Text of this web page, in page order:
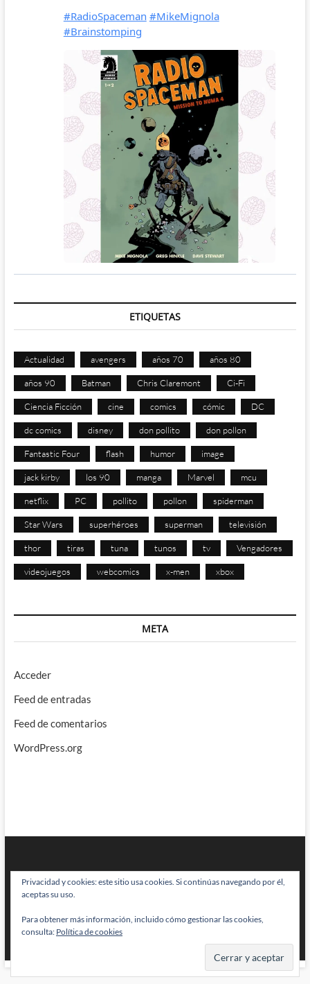
ETIQUETAS
Actualidad avengers años 70 años 80
años 90 Batman Chris Claremont Ci-Fi
Ciencia Ficción cine comics cómic DC
dc comics disney don pollito don pollon
Fantastic Four flash humor image
jack kirby los 90 manga Marvel mcu
netflix PC pollito pollon spiderman
Star Wars superhéroes superman televisión
thor tiras tuna tunos tv Vengadores
videojuegos webcomics x-men xbox
META
Acceder
Feed de entradas
Feed de comentarios
WordPress.org
BRAINSTOMPING| Diseñado por:Theme Freesia|WordPress| © Todos
los derechos reservados
Privacidad y cookies: este sitio usa cookies. Si continúas navegando por él,
aceptas su uso.
Para obtener más información, incluido cómo gestionar las cookies,
consulta: Política de cookies